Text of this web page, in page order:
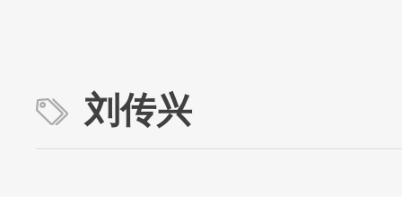
刘传兴